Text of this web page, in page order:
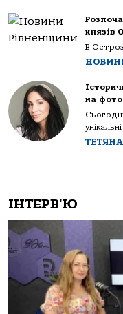
князів
В
на фото
ІНТЕРВ'Ю